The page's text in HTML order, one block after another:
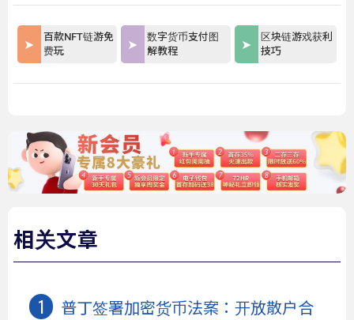
百款NFT链游免
费玩
数字货币支付图
解教程
区块链游戏获利
技巧
相关文章
普丁签署加密货币法案：开放散户合